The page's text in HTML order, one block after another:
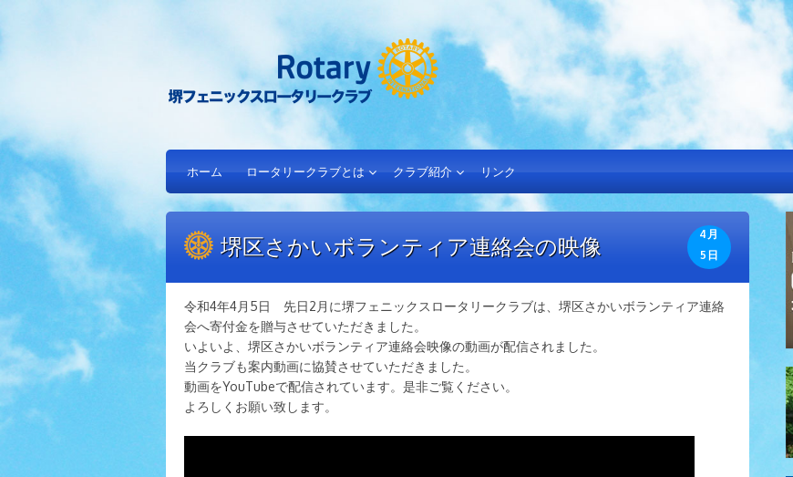
ホーム ロータリークラブとは クラブ紹介 リンク
4月
5日
堺区さかいボランティア連絡会の映像
令和4年4月5日 先日2月に堺フェニックスロータリークラブは、堺区さかいボランティア連絡
会へ寄付金を贈与させていただきました。
いよいよ、堺区さかいボランティア連絡会映像の動画が配信されました。
当クラブも案内動画に協賛させていただきました。
動画をYouTubeで配信されています。是非ご覧ください。
よろしくお願い致します。